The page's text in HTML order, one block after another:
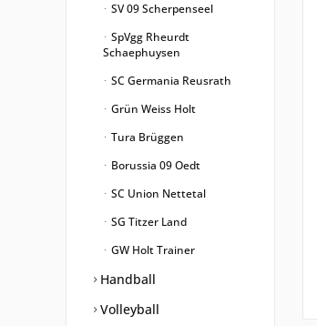
SV 09 Scherpenseel
SpVgg Rheurdt
Schaephuysen
SC Germania Reusrath
Grün Weiss Holt
Tura Brüggen
Borussia 09 Oedt
SC Union Nettetal
SG Titzer Land
GW Holt Trainer
Handball
Volleyball